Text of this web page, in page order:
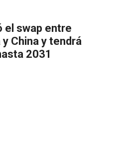
el swap entre
China y tendrá
2031